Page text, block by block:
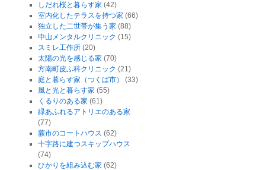
しだれ桜と暮らす家 (42)
室内化したテラスを持つ家 (66)
独立した二世帯が集う家 (88)
中山メンタルクリニック (15)
スミレ工作所 (20)
太陽の光を感じる家 (70)
方南町皮ふ科クリニック (21)
庭と暮らす家（つくば市）
(33)
風と光と暮らす家 (55)
くるりのある家 (61)
緑あふれるアトリエのある家
(77)
蕨市のコートハウス (62)
十字路に建つスキップハウス
(74)
ひかりを組み込む家 (62)